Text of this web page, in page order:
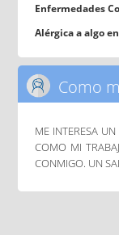
Enfermedades
Alérgica a algo
Como
ME INTERESA
COMO MI
CONMIGO. UN